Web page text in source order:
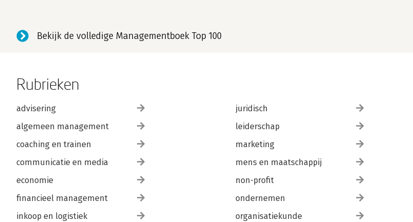
Bekijk de volledige Managementboek Top 100
Rubrieken
advisering
algemeen management
coaching en trainen
communicatie en media
economie
financieel management
inkoop en logistiek
juridisch
leiderschap
marketing
mens en maatschappij
non-profit
ondernemen
organisatiekunde